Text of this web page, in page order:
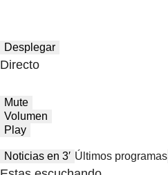
Desplegar
Directo
Mute
Volumen
Play
Noticias en 3′ Últimos programas